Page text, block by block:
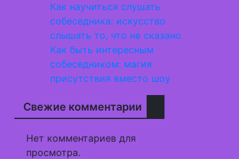
Как научиться слушать
собеседника: искусство
слышать то, что не сказано
Как быть интересным
собеседником: магия
присутствия вместо шоу
Свежие комментарии
Нет комментариев для
просмотра.